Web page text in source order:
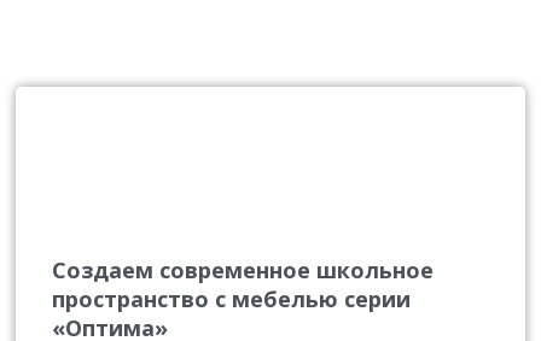
Создаем современное школьное
пространство с мебелью серии
«Оптима»